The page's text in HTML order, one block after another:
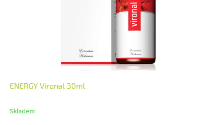
ENERGY Vironal 30ml
Skladem